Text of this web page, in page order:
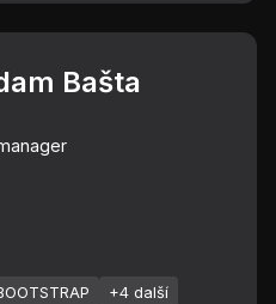
Bašta
+4 další